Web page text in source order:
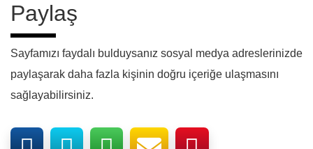
Paylaş
Sayfamızı faydalı bulduysanız sosyal medya adreslerinizde
paylaşarak daha fazla kişinin doğru içeriğe ulaşmasını
sağlayabilirsiniz.